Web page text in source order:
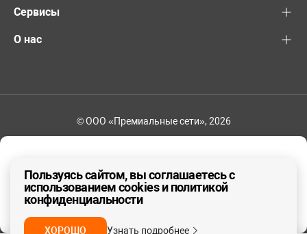
ДА, ВЕРНО
Сервисы
О нас
© ООО «Премиальные сети», 2026
Пользуясь сайтом, вы соглашаетесь с
использованием cookies и политикой
конфиденциальности
ХОРОШО Узнать подробнее